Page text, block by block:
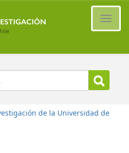
de la Universidad de